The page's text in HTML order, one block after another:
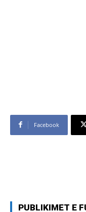
Facebook
PUBLIKIMET E